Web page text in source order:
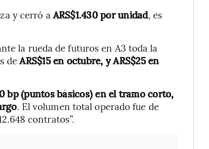
y cerró aARS$1.430 por unidad, es
la rueda de futuros en A3 toda la
deARS$15 en octubre, y ARS$25 en
bp (puntos básicos) en el tramo corto,
. El volumen total operado fue de
contratos”.